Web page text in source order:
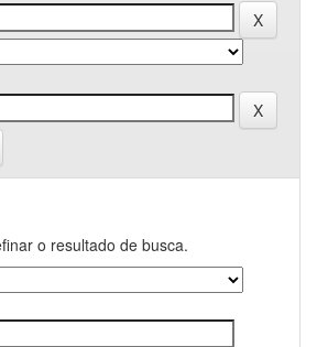
o resultado de busca.